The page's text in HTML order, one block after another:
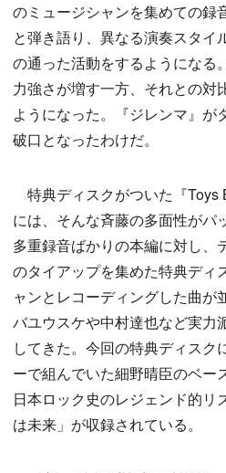
のミュージシャンを集めての録
と弾き語り、異なる演奏スタイ
の通った活動をするようになる
力強さが増す一方、それとの対
ようになった。『ジレンマ』が
破口となったわけだ。
特典ディスクがついた『Toys
には、そんな斉藤の多面性がパ
多重録音ばかりの本編に対し、
のタイアップを集めた特典ディ
ャンとレコーディングした曲が
バユウスケや中村達也など実力
してきた。今回の特典ディスク
ーで組んでいた細野晴臣のベー
日本ロック史のレジェンド的リ
は未来」が収録されている。